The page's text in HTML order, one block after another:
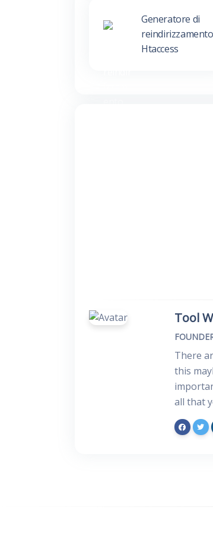
Generatore di
reindirizzamento
Htaccess
Tool
There
this
all that